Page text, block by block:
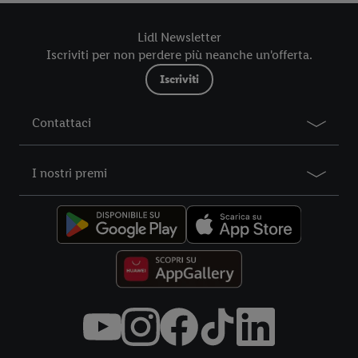
Lidl Newsletter
Iscriviti per non perdere più neanche un'offerta.
Iscriviti
Contattaci
I nostri premi
nostre informazioni legali sono consultabili qui.